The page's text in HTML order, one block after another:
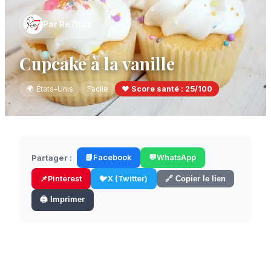
ParRe7tips
Cupcake à la vanille
🌍États-Unis Facile ❤️ Score santé : 25/100
Partager : 📘 Facebook 💬WhatsApp
📌Pinterest 🐦X (Twitter) 🔗 Copier le lien
🖨️ Imprimer